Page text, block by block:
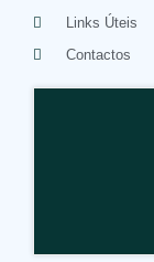
Links Úteis
Contactos